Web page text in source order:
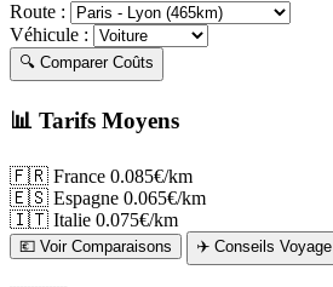
Route :
Véhicule :
🔍 Comparer Coûts
📊 Tarifs Moyens
🇫🇷 France 0.085€/km
🇪🇸 Espagne 0.065€/km
🇮🇹 Italie 0.075€/km
💶 Voir Comparaisons ✈️ Conseils Voyage